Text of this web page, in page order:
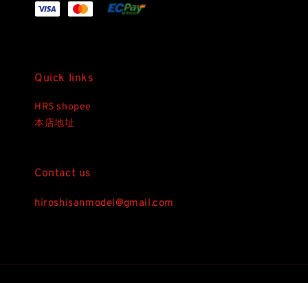
Quick links
HRS shopee
本店地址
Contact us
hiroshisanmodel@gmail.com